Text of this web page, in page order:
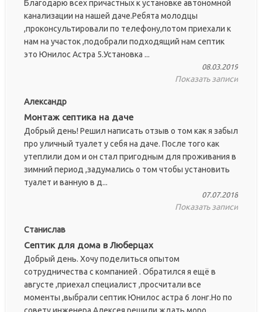
Благодарю всех причастных к установке автономной
канализации на нашей даче.Ребята молодцы
,проконсультировали по телефону,потом приехали к
нам на участок ,подобрали подходящий нам септик
это Юнилос Астра 5.Установка ...
08.03.2019
Показать записи
Александр
Монтаж септика на даче
Добрый день! Решил написать отзыв о том как я забыл
про уличный туалет у себя на даче. После того как
утеплили дом и он стал пригодным для проживания в
зимний период ,задумались о том чтобы установить
туалет и ванную в д...
07.07.2018
Показать записи
Станислав
Септик для дома в Люберцах
Добрый день. Хочу поделиться опытом
сотрудничества с компанией . Обратился я ещё в
августе ,приехал специалист ,просчитали все
моменты ,выбрали септик Юнилос астра 6 лонг.Но по